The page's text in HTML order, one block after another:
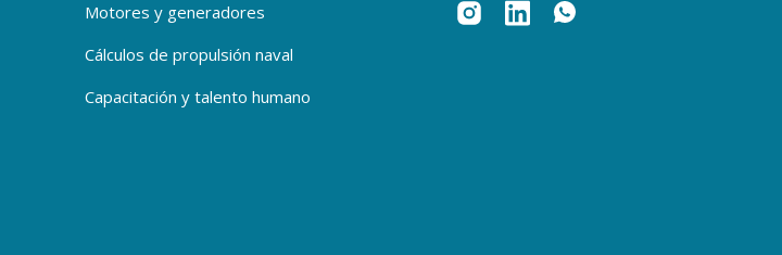
Motores y generadores
Cálculos de propulsión naval
Capacitación y talento humano